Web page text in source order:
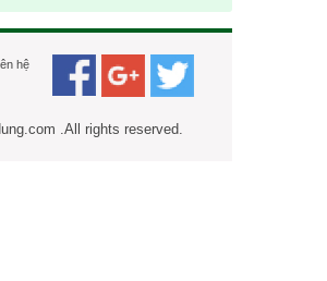
hệ
.All rights reserved.